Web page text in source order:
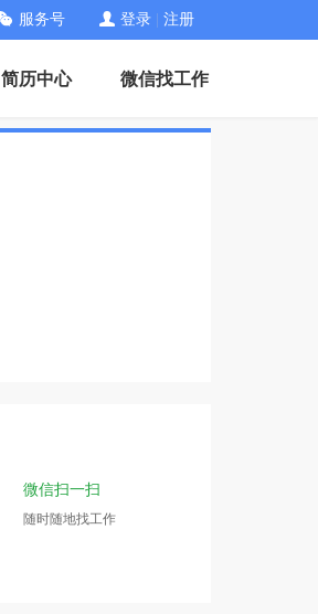
服务号 登录 注册
简历中心 微信找工作
微信扫一扫
随时随地找工作